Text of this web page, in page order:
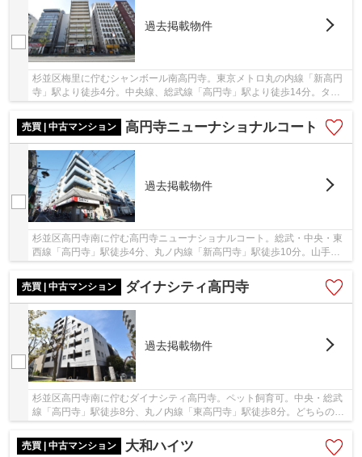
過去掲載物件
杉並区梅里に佇むシャンボール南高円寺。東京メトロ丸の内線「新高円
寺」駅より徒歩4分。中央線、総武線「高円寺」駅より徒歩14分。ター
売買 | 中古マンション
高円寺ニューナショナルコート
過去掲載物件
杉並区高円寺南に佇む高円寺ニューナショナルコート。総武・中央・東
西線「高円寺」駅徒歩4分、丸ノ内線「新高円寺」駅徒歩10分。山手線
売買 | 中古マンション
ダイナシティ高円寺
過去掲載物件
杉並区高円寺南に佇むダイナシティ高円寺。ペット飼育可。中央・総武
線「高円寺」駅徒歩8分、丸ノ内線「東高円寺」駅徒歩8分。どちらの駅
周辺にもスーパー等が充実しており、生活環境...
売買 | 中古マンション
大和ハイツ